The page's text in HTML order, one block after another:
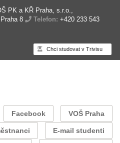
PK a KŘ Praha, s.r.o.,
8
Telefon: +420 233 543
Chci studovat v Trivisu
Facebook VOŠ Praha
E-mail studenti